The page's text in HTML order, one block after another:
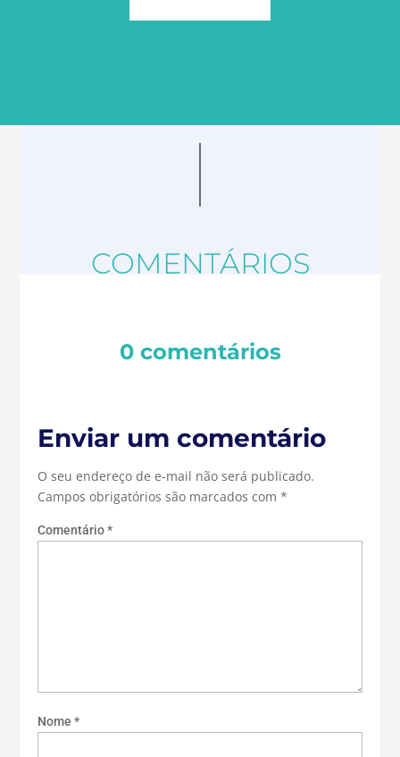
COMENTÁRIOS
0 comentários
Enviar um comentário
O seu endereço de e-mail não será publicado.
Campos obrigatórios são marcados com*
Comentário*
Nome*